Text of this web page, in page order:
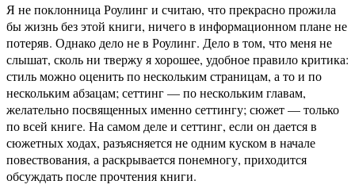
Я не поклонница Роулинг и считаю, что прекрасно прожила
бы жизнь без этой книги, ничего в информационном плане не
потеряв. Однако дело не в Роулинг. Дело в том, что меня не
слышат, сколь ни твержу я хорошее, удобное правило критика:
стиль можно оценить по нескольким страницам, а то и по
нескольким абзацам; сеттинг — по нескольким главам,
желательно посвященных именно сеттингу; сюжет — только
по всей книге. На самом деле и сеттинг, если он дается в
сюжетных ходах, разъясняется не одним куском в начале
повествования, а раскрывается понемногу, приходится
обсуждать после прочтения книги.